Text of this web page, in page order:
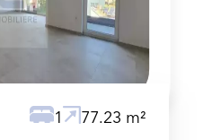
1 77.23 m²